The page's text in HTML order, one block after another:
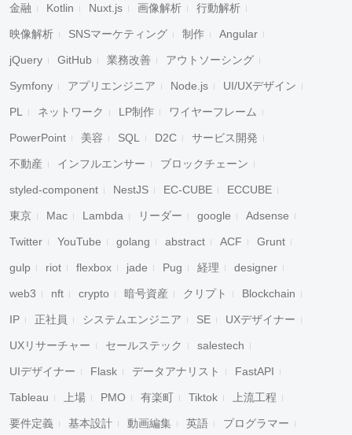
金融 Kotlin Nuxt.js 画像解析 行動解析
映像解析 SNSマーケティング 制作 Angular
jQuery GitHub 業務改善 アウトソーシング
Symfony アプリエンジニア Node.js UI/UXデザイン
PL ネットワーク LP制作 ワイヤーフレーム
PowerPoint 美容 SQL D2C サービス開発
不動産 インフルエンサー ブロックチェーン
styled-component NestJS EC-CUBE ECCUBE
東京 Mac Lambda リーダー google Adsense
Twitter YouTube golang abstract ACF Grunt
gulp riot flexbox jade Pug 経理 designer
web3 nft crypto 暗号資産 クリプト Blockchain
IP 正社員 システムエンジニア SE UXデザイナー
UXリサーチャー セールステック salestech
UIデザイナー Flask データアナリスト FastAPI
Tableau 上場 PMO 有楽町 Tiktok 上流工程
要件定義 基本設計 動画編集 英語 プログラマー